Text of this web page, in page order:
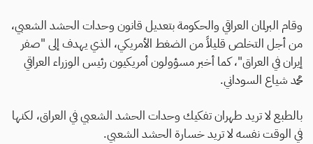
وقام البرلمان العراقي والحكومة بتعديل قانون وحدات الحشد الشعبي،
من أجل التخلص قليلاً من الضغط الأمريكي، الذي يهدف إلى "صفر
إيران في العراق"، كما أخبر مسؤولون أمريكيون رئيس الوزراء العراقي
محمد شياع السوداني.
بالطبع لا تريد طهران تفكيك وحدات الحشد الشعبي في العراق، لكنها
في الوقت نفسه لا تريد خسارة الحشد الشعبي.